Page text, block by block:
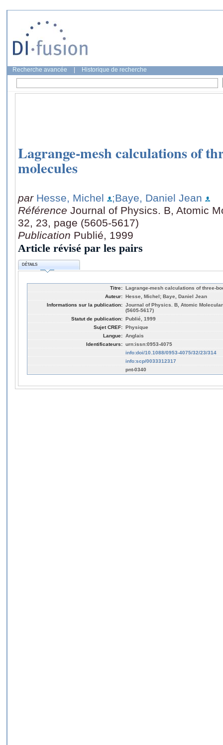
Recherche avancée Historique de recherche
Lagrange-mesh calculations of
molecules
par Hesse, Michel
;Baye, Daniel Jean
Référence Journal of Physics. B, Atomic
32, 23, page (5605-5617)
Publication Publié, 1999
Article révisé par les pairs
DÉTAILS
Titre: Lagrange-mesh calculations of three-
Auteur: Hesse, Michel; Baye, Daniel Jean
Informations sur la publication: Journal of Physics. B, Atomic
(5605-5617)
Statut de publication: Publié, 1999
Sujet CREF: Physique
Langue: Anglais
Identificateurs: urn:issn:0953-4075
info:doi/10.1088/0953-4075/32/23/314
info:scp/0033312317
pnt-0340